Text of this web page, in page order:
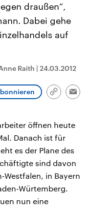
Hintergründe
Wirtschaftlich und
gehören die Vereinigten
den mächtigsten Ländern
mit großem Einfluss auf
draußen“,
Dabei gehe
auf
Raith | 24.03.2012
Link
öffnen heute
Danach ist für
es der Plane des
sind davon
in Bayern
Würtemberg.
nun eine